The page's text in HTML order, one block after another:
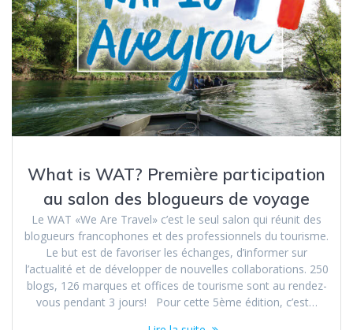
What is WAT? Première participation
au salon des blogueurs de voyage
Le WAT «We Are Travel» c’est le seul salon qui réunit des
blogueurs francophones et des professionnels du tourisme.
Le but est de favoriser les échanges, d’informer sur
l’actualité et de développer de nouvelles collaborations. 250
blogs, 126 marques et offices de tourisme sont au rendez-
vous pendant 3 jours! Pour cette 5ème édition, c’est…